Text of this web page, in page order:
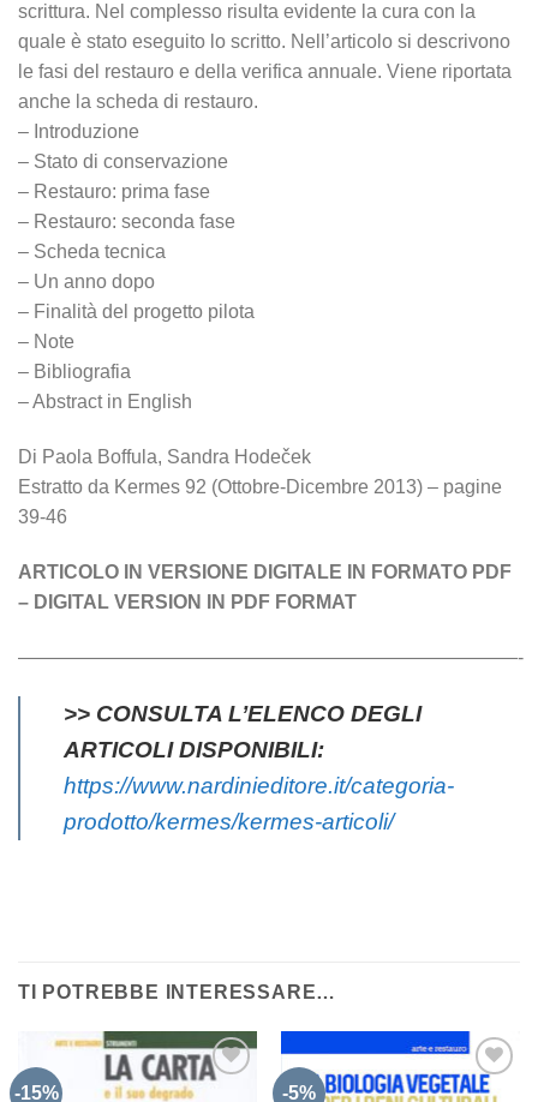
scrittura. Nel complesso risulta evidente la cura con la
quale è stato eseguito lo scritto. Nell’articolo si descrivono
le fasi del restauro e della verifica annuale. Viene riportata
anche la scheda di restauro.
– Introduzione
– Stato di conservazione
– Restauro: prima fase
– Restauro: seconda fase
– Scheda tecnica
– Un anno dopo
– Finalità del progetto pilota
– Note
– Bibliografia
– Abstract in English
Di Paola Boffula, Sandra Hodeček
Estratto da Kermes 92 (Ottobre-Dicembre 2013) – pagine
39-46
ARTICOLO IN VERSIONE DIGITALE IN FORMATO PDF
– DIGITAL VERSION IN PDF FORMAT
——————————————————————————-
>> CONSULTA L’ELENCO DEGLI
ARTICOLI DISPONIBILI:
https://www.nardinieditore.it/categoria-
prodotto/kermes/kermes-articoli/
TI POTREBBE INTERESSARE…
-15% -5%